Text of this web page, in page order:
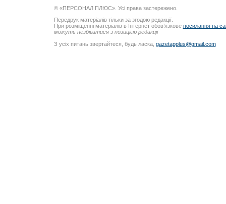
© «ПЕРСОНАЛ ПЛЮС». Усі права застережено.
Передрук матеріалів тільки за згодою редакції.
При розміщенні матеріалів в Інтернет обов’язкове посилання на
можуть незбігатися з позицією редакції
З усіх питань звертайтеся, будь ласка, gazetapplus@gmail.com